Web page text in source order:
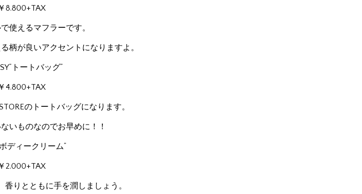
￥8.800+TAX
使えるマフラーです。
柄が良いアクセントになりますよ。
トートバッグ”
￥4.800+TAX
のトートバッグになります。
いものなのでお早めに！！
ディークリーム”
￥2.000+TAX
りとともに手を潤しましょう。